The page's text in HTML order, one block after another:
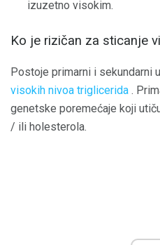
izuzetno visokim.
Ko je rizičan za sticanje
Postoje primarni i sekundarni
visokih nivoa triglicerida .
genetske poremećaje koji
/ ili holesterola.